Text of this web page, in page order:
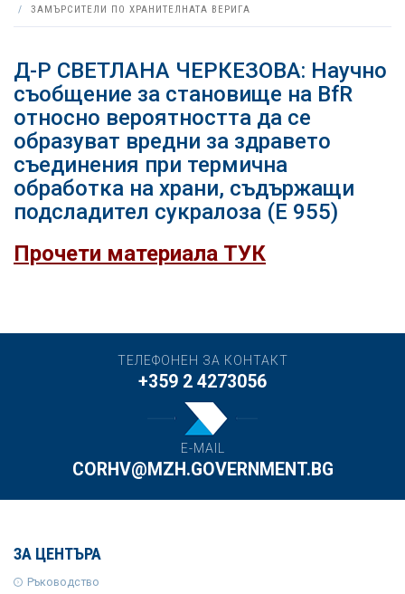
ЗАМЪРСИТЕЛИ ПО ХРАНИТЕЛНАТА ВЕРИГА
Д-Р СВЕТЛАНА ЧЕРКЕЗОВА: Научно
съобщение за становище на BfR
относно вероятността да се
образуват вредни за здравето
съединения при термична
обработка на храни, съдържащи
подсладител сукралоза (Е 955)
Прочети материала ТУК
ТЕЛЕФОНЕН ЗА КОНТАКТ
+359 2 4273056
E-MAIL
CORHV@MZH.GOVERNMENT.BG
ЗА ЦЕНТЪРА
Ръководство